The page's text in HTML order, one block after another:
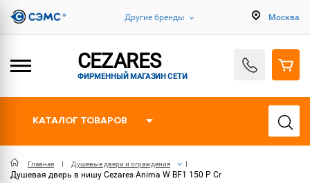
Другие бренды Москва
CEZARES
ФИРМЕННЫЙ МАГАЗИН СЕТИ
КАТАЛОГ ТОВАРОВ
Главная Душевые двери и ограждения
Душевая дверь в нишу Cezares Anima W BF1 150 P Cr